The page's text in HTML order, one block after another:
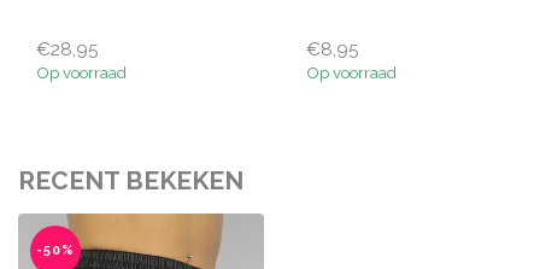
€28,95
Op voorraad
€8,95
Op voorraad
RECENT BEKEKEN
-50%